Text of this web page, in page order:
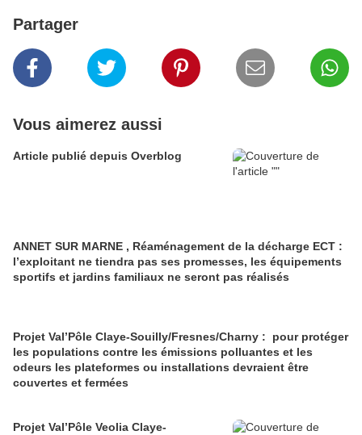
Partager
Vous aimerez aussi
Article publié depuis Overblog
ANNET SUR MARNE , Réaménagement de la décharge ECT :
l’exploitant ne tiendra pas ses promesses, les équipements
sportifs et jardins familiaux ne seront pas réalisés
Projet Val’Pôle Claye-Souilly/Fresnes/Charny : pour protéger
les populations contre les émissions polluantes et les
odeurs les plateformes ou installations devraient être
couvertes et fermées
Projet Val’Pôle Veolia Claye-